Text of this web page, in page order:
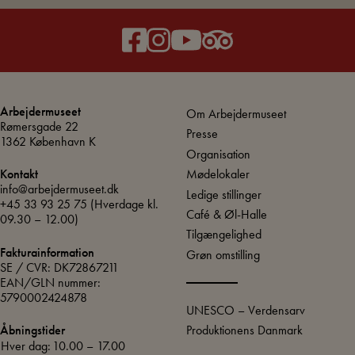
Arbejdermuseet
Rømersgade 22
1362 København K
Kontakt
info@arbejdermuseet.dk
+45 33 93 25 75 (Hverdage kl.
09.30 – 12.00)
Fakturainformation
SE / CVR: DK72867211
EAN/GLN nummer:
5790002424878
Åbningstider
Hver dag: 10.00 – 17.00
Om Arbejdermuseet
Presse
Organisation
Mødelokaler
Ledige stillinger
Café & Øl-Halle
Tilgængelighed
Grøn omstilling
UNESCO – Verdensarv
Produktionens Danmark